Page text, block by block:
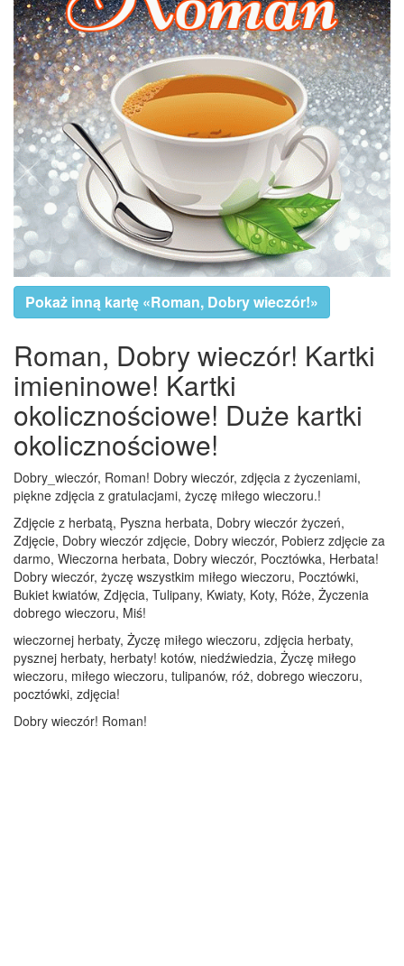
Pokaż inną kartę «Roman, Dobry wieczór!»
Roman, Dobry wieczór! Kartki
imieninowe! Kartki
okolicznościowe! Duże kartki
okolicznościowe!
Dobry_wieczór, Roman! Dobry wieczór, zdjęcia z życzeniami,
piękne zdjęcia z gratulacjami, życzę miłego wieczoru.!
Zdjęcie z herbatą, Pyszna herbata, Dobry wieczór życzeń,
Zdjęcie, Dobry wieczór zdjęcie, Dobry wieczór, Pobierz zdjęcie za
darmo, Wieczorna herbata, Dobry wieczór, Pocztówka, Herbata!
Dobry wieczór, życzę wszystkim miłego wieczoru, Pocztówki,
Bukiet kwiatów, Zdjęcia, Tulipany, Kwiaty, Koty, Róże, Życzenia
dobrego wieczoru, Miś!
wieczornej herbaty, Życzę miłego wieczoru, zdjęcia herbaty,
pysznej herbaty, herbaty! kotów, niedźwiedzia, Życzę miłego
wieczoru, miłego wieczoru, tulipanów, róż, dobrego wieczoru,
pocztówki, zdjęcia!
Dobry wieczór! Roman!